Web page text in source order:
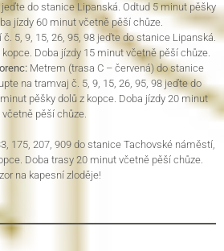
do stanice Lipanská. Odtud 5 minut pěšky
jízdy 60 minut včetně pěší chůze.
5, 9, 15, 26, 95, 98 jeďte do stanice Lipanská.
Doba jízdy 15 minut včetně pěší chůze.
Metrem (trasa C – červená) do stanice
na tramvaj č. 5, 9, 15, 26, 95, 98 jeďte do
pěšky dolů z kopce. Doba jízdy 20 minut
včetně pěší chůze.
175, 207, 909 do stanice Tachovské náměstí,
Doba trasy 20 minut včetně pěší chůze.
na kapesní zloděje!